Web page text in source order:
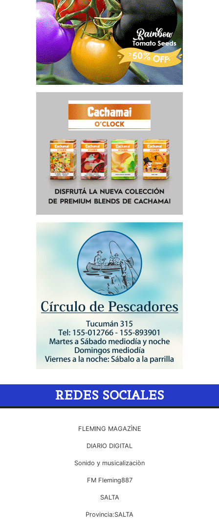
REDES SOCIALES
FLEMING MAGAZÌNE
DIARIO DIGITAL
Sonido y musicalizaciòn
FM Fleming887
SALTA
Provincia:SALTA